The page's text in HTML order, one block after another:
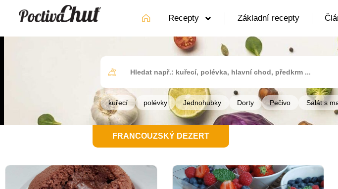
Recepty Základní recepty
kuřecí polévky Jednohubky Dorty Pečivo Salát s
FRANCOUZSKÝ DEZERT